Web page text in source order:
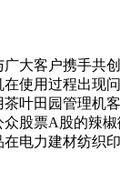
客户携手共创
使用过程出现
叶田园管理机
股票A股的辣
电力建材纺织